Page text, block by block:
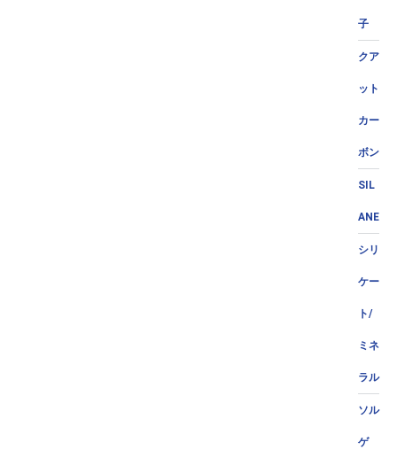
子
クア
ット
カー
ボン
SIL
ANE
シリ
ケー
ト/
ミネ
ラル
ソル
ゲ